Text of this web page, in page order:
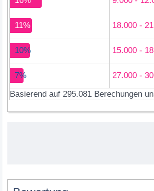
11% 18.000 -
10% 15.000 -
7%
27.000 -
Basierend auf 295.081 Berechungen